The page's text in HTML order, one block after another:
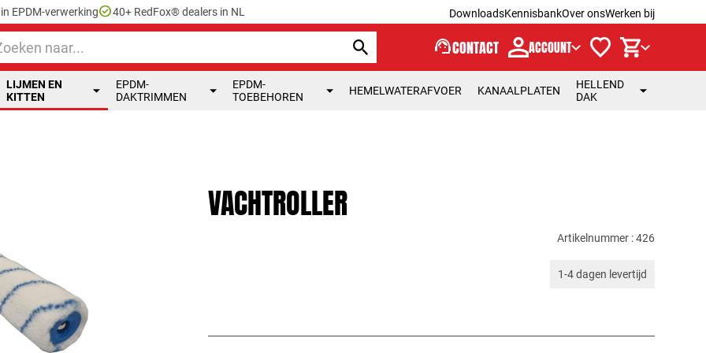
EPDM-verwerkingcheck_circle40+ RedFox® dealers in NL DownloadsKennisbankOver onsWerken bij
support_agentCONTACT ACCOUNT
LIJMEN EN
KITTEN
EPDM-
DAKTRIMMEN
EPDM-
TOEBEHOREN
HEMELWATERAFVOER KANAALPLATEN
HELLEND
DAK
VACHTROLLER
Artikelnummer : 426
1-4 dagen levertijd